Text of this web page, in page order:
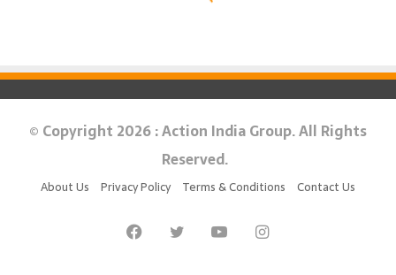
© Copyright 2026 : Action India Group. All Rights
Reserved.
About Us Privacy Policy Terms & Conditions Contact Us
FacebookTwitter YouTubeInstagram